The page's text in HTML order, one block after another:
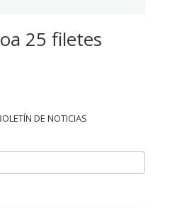
25 filetes
DE NOTICIAS